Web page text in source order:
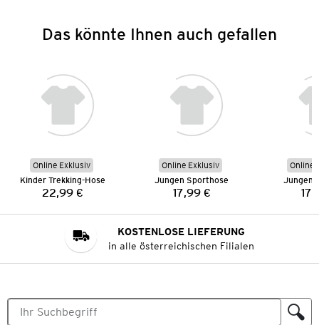
Das könnte Ihnen auch gefallen
Online Exklusiv
Kinder Trekking-Hose
Preis:
22,99 €
Online Exklusiv
Jungen Sporthose
Preis:
17,99 €
Online
Jungen
KOSTENLOSE LIEFERUNG
in alle österreichischen Filialen